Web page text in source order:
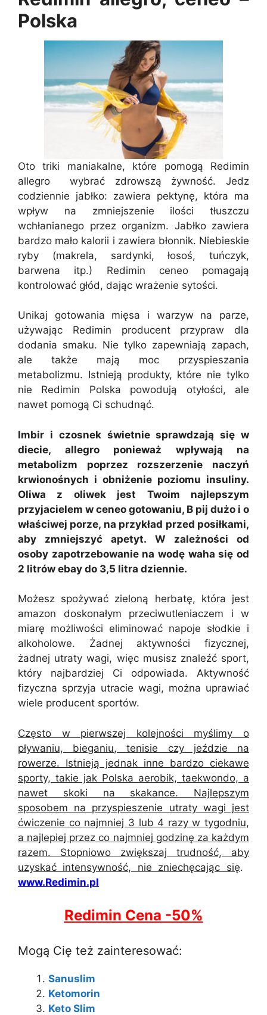
Polska
Oto triki maniakalne, które pomogą Redimin
allegro wybrać zdrowszą żywność. Jedz
codziennie jabłko: zawiera pektynę, która ma
wpływ na zmniejszenie ilości tłuszczu
wchłanianego przez organizm. Jabłko zawiera
bardzo mało kalorii i zawiera błonnik. Niebieskie
ryby (makrela, sardynki, łosoś, tuńczyk,
barwena itp.) Redimin ceneo pomagają
kontrolować głód, dając wrażenie sytości.
Unikaj gotowania mięsa i warzyw na parze,
używając Redimin producent przypraw dla
dodania smaku. Nie tylko zapewniają zapach,
ale także mają moc przyspieszania
metabolizmu. Istnieją produkty, które nie tylko
nie Redimin Polska powodują otyłości, ale
nawet pomogą Ci schudnąć.
Imbir i czosnek świetnie sprawdzają się w
diecie, allegro ponieważ wpływają na
metabolizm poprzez rozszerzenie naczyń
krwionośnych i obniżenie poziomu insuliny.
Oliwa z oliwek jest Twoim najlepszym
przyjacielem w ceneo gotowaniu, B pij dużo i o
właściwej porze, na przykład przed posiłkami,
aby zmniejszyć apetyt. W zależności od
osoby zapotrzebowanie na wodę waha się od
2 litrów ebay do 3,5 litra dziennie.
Możesz spożywać zieloną herbatę, która jest
amazon doskonałym przeciwutleniaczem i w
miarę możliwości eliminować napoje słodkie i
alkoholowe. Żadnej aktywności fizycznej,
żadnej utraty wagi, więc musisz znaleźć sport,
który najbardziej Ci odpowiada. Aktywność
fizyczna sprzyja utracie wagi, można uprawiać
wiele producent sportów.
Często w pierwszej kolejności myślimy o
pływaniu, bieganiu, tenisie czy jeździe na
rowerze. Istnieją jednak inne bardzo ciekawe
sporty, takie jak Polska aerobik, taekwondo, a
nawet skoki na skakance. Najlepszym
sposobem na przyspieszenie utraty wagi jest
ćwiczenie co najmniej 3 lub 4 razy w tygodniu,
a najlepiej przez co najmniej godzinę za każdym
razem. Stopniowo zwiększaj trudność, aby
uzyskać intensywność, nie zniechęcając się. ​
www.Redimin.pl
Redimin Cena -50%
Mogą Cię też zainteresować:
Sanuslim
Ketomorin
Keto Slim